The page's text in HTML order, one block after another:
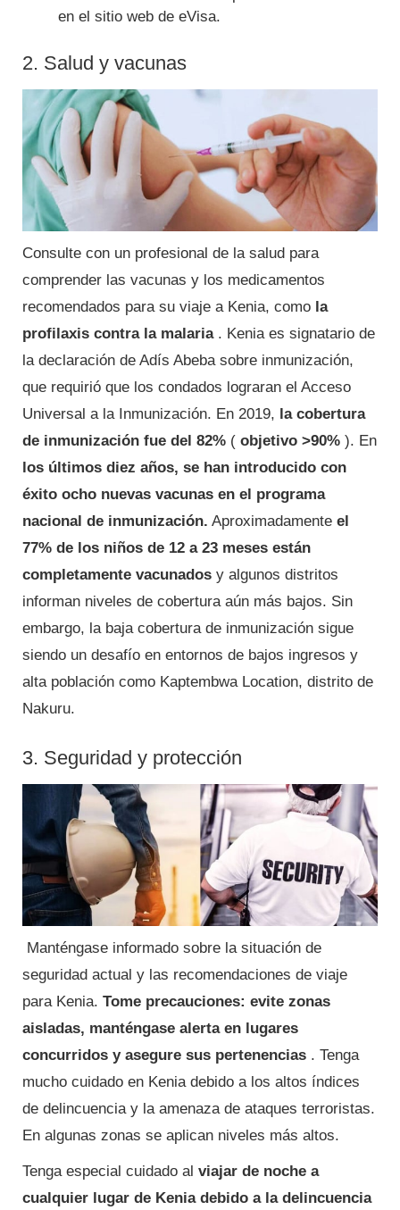
en el sitio web de eVisa.
2. Salud y vacunas
Consulte con un profesional de la salud para
comprender las vacunas y los medicamentos
recomendados para su viaje a Kenia, como la
profilaxis contra la malaria. Kenia es signatario de
la declaración de Adís Abeba sobre inmunización,
que requirió que los condados lograran el Acceso
Universal a la Inmunización. En 2019, la cobertura
de inmunización fue del 82% ( objetivo >90% ). En
los últimos diez años, se han introducido con
éxito ocho nuevas vacunas en el programa
nacional de inmunización. Aproximadamente el
77% de los niños de 12 a 23 meses están
completamente vacunados y algunos distritos
informan niveles de cobertura aún más bajos. Sin
embargo, la baja cobertura de inmunización sigue
siendo un desafío en entornos de bajos ingresos y
alta población como Kaptembwa Location, distrito de
Nakuru.
3. Seguridad y protección
Manténgase informado sobre la situación de
seguridad actual y las recomendaciones de viaje
para Kenia. Tome precauciones: evite zonas
aisladas, manténgase alerta en lugares
concurridos y asegure sus pertenencias . Tenga
mucho cuidado en Kenia debido a los altos índices
de delincuencia y la amenaza de ataques terroristas.
En algunas zonas se aplican niveles más altos.
Tenga especial cuidado al viajar de noche a
cualquier lugar de Kenia debido a la delincuencia